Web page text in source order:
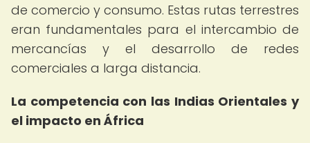
de comercio y consumo. Estas rutas terrestres
eran fundamentales para el intercambio de
mercancías y el desarrollo de redes
comerciales a larga distancia.
La competencia con las Indias Orientales y
el impacto en África